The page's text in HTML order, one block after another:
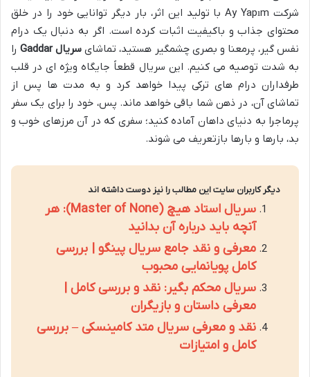
شرکت Ay Yapım با تولید این اثر، بار دیگر توانایی خود را در خلق
محتوای جذاب و باکیفیت اثبات کرده است. اگر به دنبال یک درام
نفس گیر، پرمعنا و بصری چشمگیر هستید، تماشای سریال Gaddar
را
به شدت توصیه می کنیم. این سریال قطعاً جایگاه ویژه ای در قلب
طرفداران درام های ترکی پیدا خواهد کرد و به مدت ها پس از
تماشای آن، در ذهن شما باقی خواهد ماند. پس، خود را برای یک سفر
پرماجرا به دنیای داهان آماده کنید؛ سفری که در آن مرزهای خوب و
بد، بارها و بارها بازتعریف می شوند.
دیگر کاربران سایت این مطالب را نیز دوست داشته اند
سریال استاد هیچ (Master of None): هر
آنچه باید درباره آن بدانید
معرفی و نقد جامع سریال پینگو | بررسی
کامل پویانمایی محبوب
سریال محکم بگیر: نقد و بررسی کامل |
معرفی داستان و بازیگران
نقد و معرفی سریال متد کامینسکی – بررسی
کامل و امتیازات